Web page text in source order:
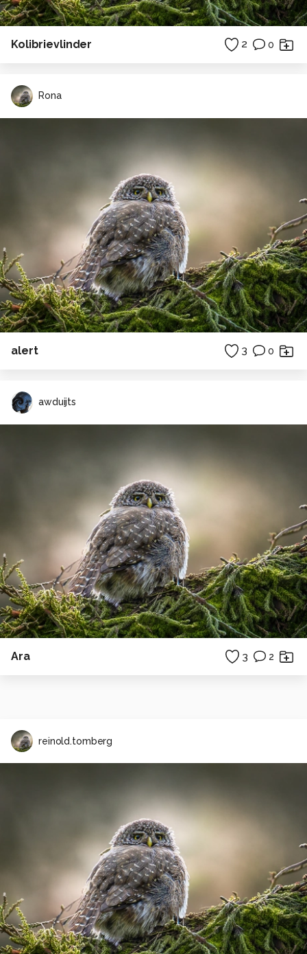
Kolibrievlinder 2 0
Rona
alert 3 0
awduijts
Ara 3 2
reinold.tomberg